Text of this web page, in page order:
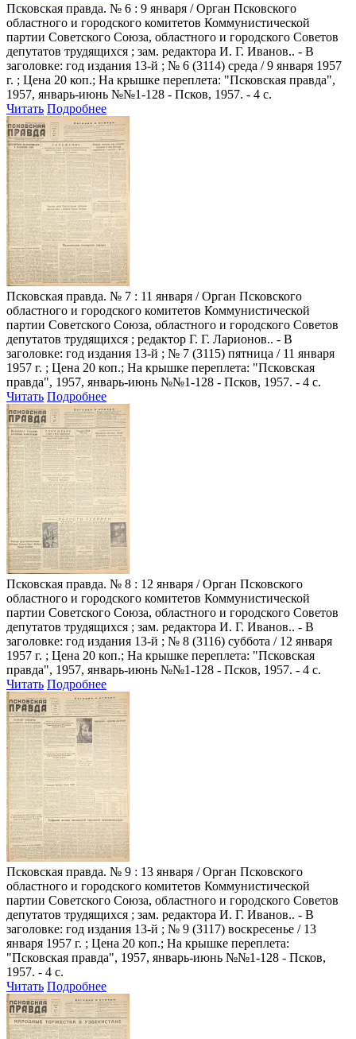
Псковская правда. № 6 : 9 января / Орган Псковского
областного и городского комитетов Коммунистической
партии Советского Союза, областного и городского Советов
депутатов трудящихся ; зам. редактора И. Г. Иванов.. - В
заголовке: год издания 13-й ; № 6 (3114) среда / 9 января 1957
г. ; Цена 20 коп.; На крышке переплета: "Псковская правда",
1957, январь-июнь №№1-128 - Псков, 1957. - 4 с.
Читать Подробнее
Псковская правда. № 7 : 11 января / Орган Псковского
областного и городского комитетов Коммунистической
партии Советского Союза, областного и городского Советов
депутатов трудящихся ; редактор Г. Г. Ларионов.. - В
заголовке: год издания 13-й ; № 7 (3115) пятница / 11 января
1957 г. ; Цена 20 коп.; На крышке переплета: "Псковская
правда", 1957, январь-июнь №№1-128 - Псков, 1957. - 4 с.
Читать Подробнее
Псковская правда. № 8 : 12 января / Орган Псковского
областного и городского комитетов Коммунистической
партии Советского Союза, областного и городского Советов
депутатов трудящихся ; зам. редактора И. Г. Иванов.. - В
заголовке: год издания 13-й ; № 8 (3116) суббота / 12 января
1957 г. ; Цена 20 коп.; На крышке переплета: "Псковская
правда", 1957, январь-июнь №№1-128 - Псков, 1957. - 4 с.
Читать Подробнее
Псковская правда. № 9 : 13 января / Орган Псковского
областного и городского комитетов Коммунистической
партии Советского Союза, областного и городского Советов
депутатов трудящихся ; зам. редактора И. Г. Иванов.. - В
заголовке: год издания 13-й ; № 9 (3117) воскресенье / 13
января 1957 г. ; Цена 20 коп.; На крышке переплета:
"Псковская правда", 1957, январь-июнь №№1-128 - Псков,
1957. - 4 с.
Читать Подробнее